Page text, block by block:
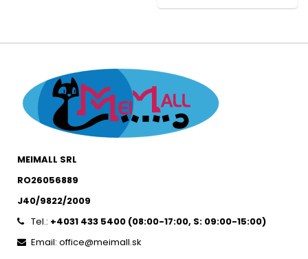
MEIMALL SRL
RO26056889
J40/9822/2009
Tel.: +4031 433 5400 (08:00-17:00, S: 09:00-15:00)
Email: office@meimall.sk